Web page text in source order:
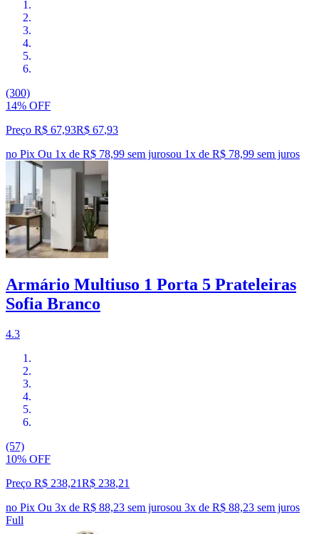
(300)
14% OFF
Preço R$ 67,93R$ 67,93
no Pix Ou 1x de R$ 78,99 sem jurosou 1x de R$ 78,99 sem juros
Armário Multiuso 1 Porta 5 Prateleiras
Sofia Branco
4.3
(57)
10% OFF
Preço R$ 238,21R$ 238,21
no Pix Ou 3x de R$ 88,23 sem jurosou 3x de R$ 88,23 sem juros
Full